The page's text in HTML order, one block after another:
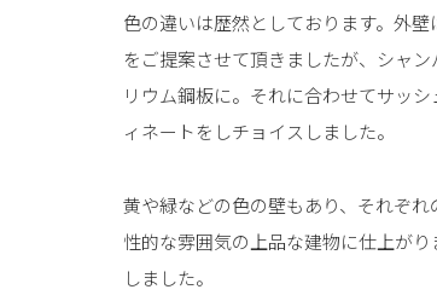
色の違いは歴然としております。外
をご提案させて頂きましたが、シャ
リウム鋼板に。それに合わせてサッ
ィネートをしチョイスしました。
黄や緑などの色の壁もあり、それぞ
性的な雰囲気の上品な建物に仕上が
しました。